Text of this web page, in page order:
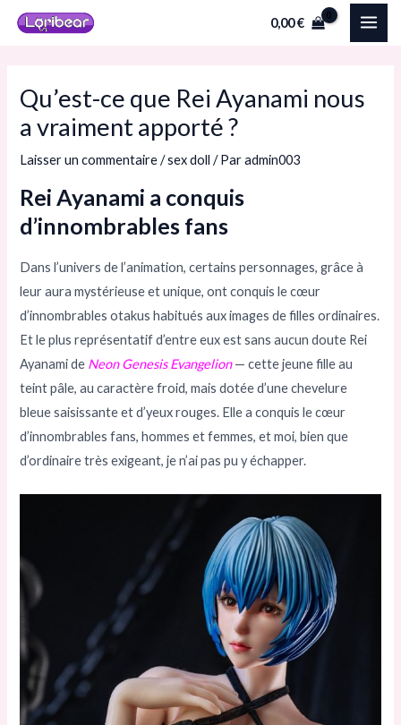
Aller
0,00€
Qu’est-ce que Rei Ayanami nous
a vraiment apporté ?
Laisser un commentaire /sex doll / Paradmin003
Rei Ayanami a conquis
d’innombrables fans
Dans l’univers de l’animation, certains personnages, grâce à
leur aura mystérieuse et unique, ont conquis le cœur
d’innombrables otakus habitués aux images de filles ordinaires.
Et le plus représentatif d’entre eux est sans aucun doute Rei
Ayanami de Neon Genesis Evangelion — cette jeune fille au
teint pâle, au caractère froid, mais dotée d’une chevelure
bleue saisissante et d’yeux rouges. Elle a conquis le cœur
d’innombrables fans, hommes et femmes, et moi, bien que
d’ordinaire très exigeant, je n’ai pas pu y échapper.
Navigation
des